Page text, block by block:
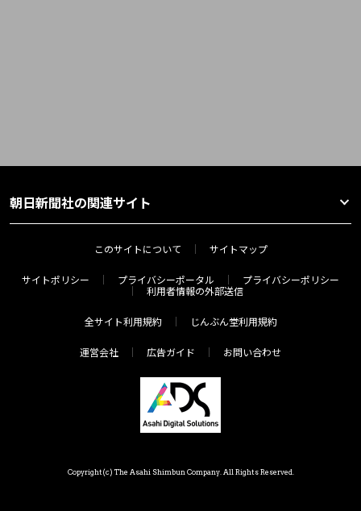
朝日新聞社の関連サイト
このサイトについて サイトマップ
サイトポリシー プライバシーポータル
プライバシーポリシー
利用者情報の外部送信
全サイト利用規約 じんぶん堂利用規約
運営会社 広告ガイド お問い合わせ
Copyright(c) The Asahi Shimbun Company. All Rights Reserved.